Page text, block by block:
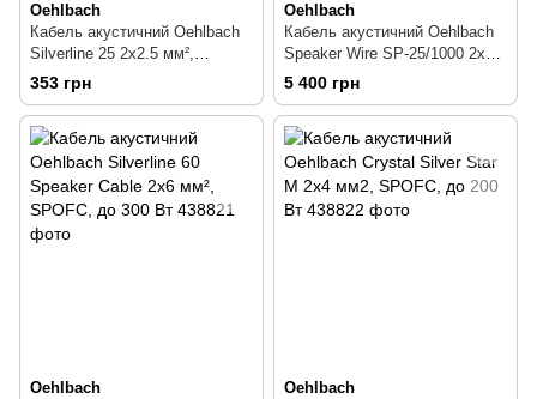
Oehlbach
Кабель акустичний Oehlbach
Silverline 25 2х2.5 мм²,
SPOFC, до 180 Вт
353 грн
Oehlbach
Кабель акустичний Oehlbach
Speaker Wire SP-25/1000 2х2.5
мм², OFC, бухта 10 м
5 400 грн
Oehlbach
Oehlbach